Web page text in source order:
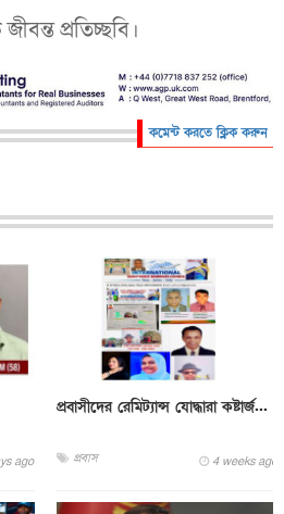
প্রতিচ্ছবি।
কমেন্ট করতে ক্লিক করুন
ago
প্রবাসীদের রেমিট্যান্স যোদ্ধারা কষ্টার্জ...
প্রবাস 4 weeks ago